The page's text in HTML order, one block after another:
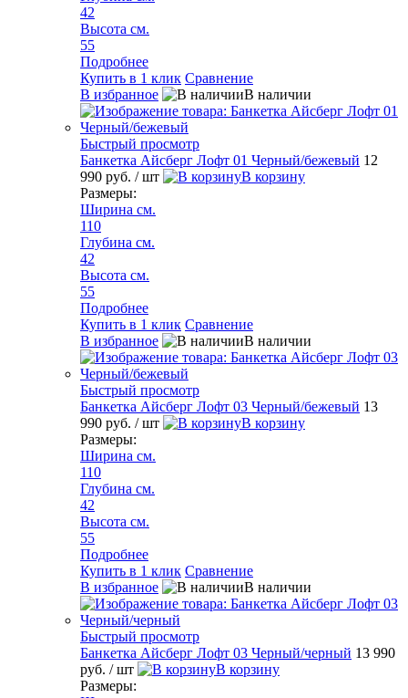
42
Высота см.
55
Подробнее
Купить в 1 клик Сравнение
В избранное
В наличии
Быстрый просмотр
Банкетка Айсберг Лофт 01 Черный/бежевый 12
990 руб. / шт
В корзину
Размеры:
Ширина см.
110
Глубина см.
42
Высота см.
55
Подробнее
Купить в 1 клик Сравнение
В избранное
В наличии
Быстрый просмотр
Банкетка Айсберг Лофт 03 Черный/бежевый 13
990 руб. / шт
В корзину
Размеры:
Ширина см.
110
Глубина см.
42
Высота см.
55
Подробнее
Купить в 1 клик Сравнение
В избранное
В наличии
Быстрый просмотр
Банкетка Айсберг Лофт 03 Черный/черный 13 990
руб. / шт
В корзину
Размеры: